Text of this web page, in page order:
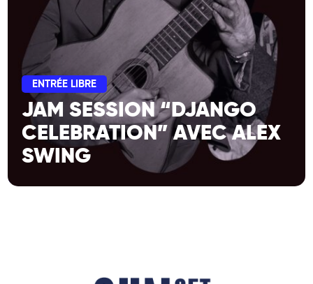
ENTRÉE LIBRE
JAM SESSION “DJANGO
CELEBRATION” AVEC ALEX
SWING